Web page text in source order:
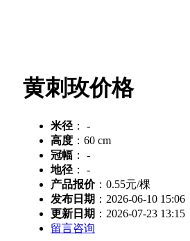
黄刺玫价格
米径 ：
-
高度 ： 60 cm
冠幅 ：
-
地径 ：
-
产品报价： 0.55元/棵
发布日期 ：2026-06-10 15:06
更新日期 ：2026-07-23 13:15
留言咨询